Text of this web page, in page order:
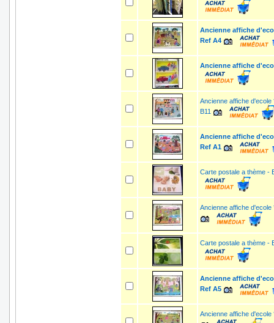
Ancienne affiche
Ref A4
Ancienne affiche
Ancienne affiche
B11
Ancienne affiche
Ref A1
Carte postale a thème -
Ancienne affiche
Carte postale a thème -
Ancienne affiche
Ref A5
Ancienne affiche